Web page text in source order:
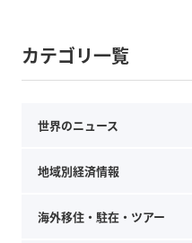
カテゴリ一覧
世界のニュース
地域別経済情報
海外移住・駐在・ツアー